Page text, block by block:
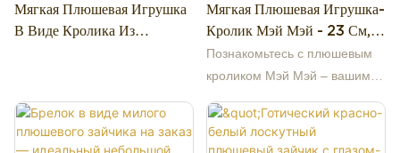
Мягкая Плюшевая Игрушка
В Виде Кролика Из
Мягкая Плюшевая Игрушка-
Кролик Мэй Мэй - 23 См,
Милый Белый Кролик В
Темно-Синей Курточке На
И Приятный На Ощупь.
Познакомьтесь с плюшевым
кроликом Мэй Мэй – вашим
новым очаровательным и
приятным на ощупь другом!
Эта очаровательная белая